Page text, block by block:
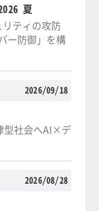
夏
ティの攻防
ー防御」を構
2026/09/18
型社会へAI×デ
2026/08/28